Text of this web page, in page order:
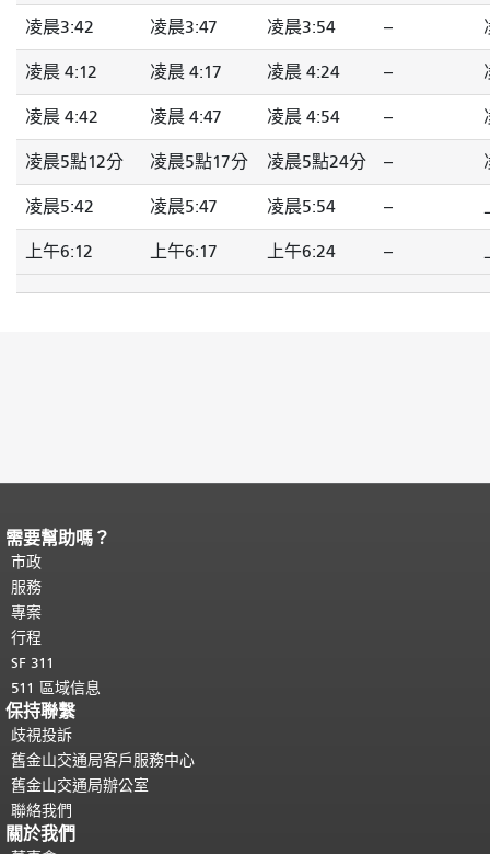
凌晨3:42 凌晨3:47 凌晨3:54 --
凌晨 4:12 凌晨 4:17 凌晨 4:24 --
凌晨 4:42 凌晨 4:47 凌晨 4:54 --
凌晨5點12分 凌晨5點17分 凌晨5點24分 --
凌晨5:42 凌晨5:47 凌晨5:54 --
上午6:12 上午6:17 上午6:24 --
頁面內容結束。
都會重複顯示。
需要幫助嗎？
市政
服務
專案
行程
SF 311
511 區域信息
保持聯繫
歧視投訴
舊金山交通局客戶服務中心
舊金山交通局辦公室
聯絡我們
關於我們